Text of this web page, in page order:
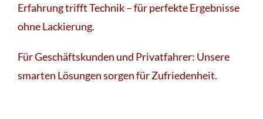
Erfahrung trifft Technik – für perfekte Ergebnisse
ohne Lackierung.
Für Geschäftskunden und Privatfahrer: Unsere
smarten Lösungen sorgen für Zufriedenheit.